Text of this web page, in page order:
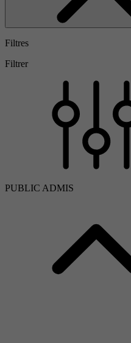
Filtres
Filtrer
PUBLIC ADMIS